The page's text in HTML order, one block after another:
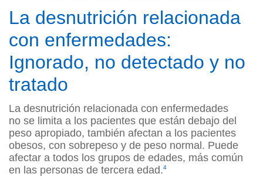
La desnutrición relacionada
con enfermedades:
Ignorado, no detectado y no
tratado
La desnutrición relacionada con enfermedades
no se limita a los pacientes que están debajo del
peso apropiado, también afectan a los pacientes
obesos, con sobrepeso y de peso normal. Puede
afectar a todos los grupos de edades, más común
en las personas de tercera edad.4